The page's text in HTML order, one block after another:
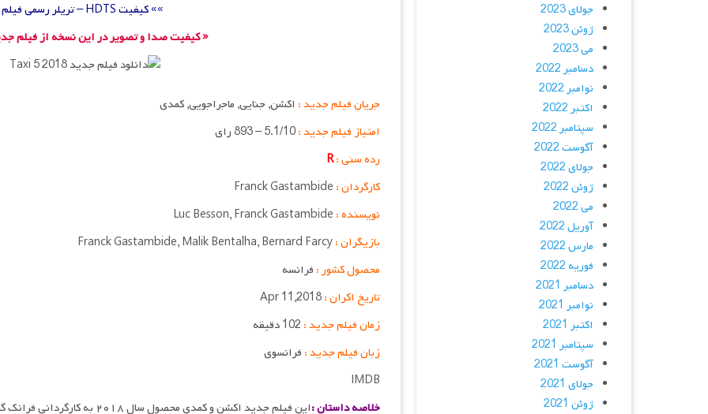
»» کیفیت HDTS – تریلر رسمی فیلم جدید ««
« کیفیت صدا و تصویر در این نسخه از فیلم
جریان فیلم جدید : اکشن, جنایی, ماجراجویی, کمدی
امتیاز فیلم جدید :5.1/10 – 893 رای
رده سنی :R
کارگردان :
نویسنده : Luc Besson, Franck Gastambide
بازیگران :Franck Gastambide, Malik Bentalha, Bernard Farcy
محصول کشور : فرانسه
تاریخ اکران :Apr 11,2018
زمان فیلم جدید :
زبان فیلم جدید : فرانسوی
IMDB
خلاصه داستان :
جولای 2023
ژوئن 2023
می 2023
دسامبر 2022
نوامبر 2022
اکتبر 2022
سپتامبر 2022
آگوست 2022
جولای 2022
ژوئن 2022
می 2022
آوریل 2022
مارس 2022
فوریه 2022
دسامبر 2021
نوامبر 2021
اکتبر 2021
سپتامبر 2021
آگوست 2021
جولای 2021
ژوئن 2021